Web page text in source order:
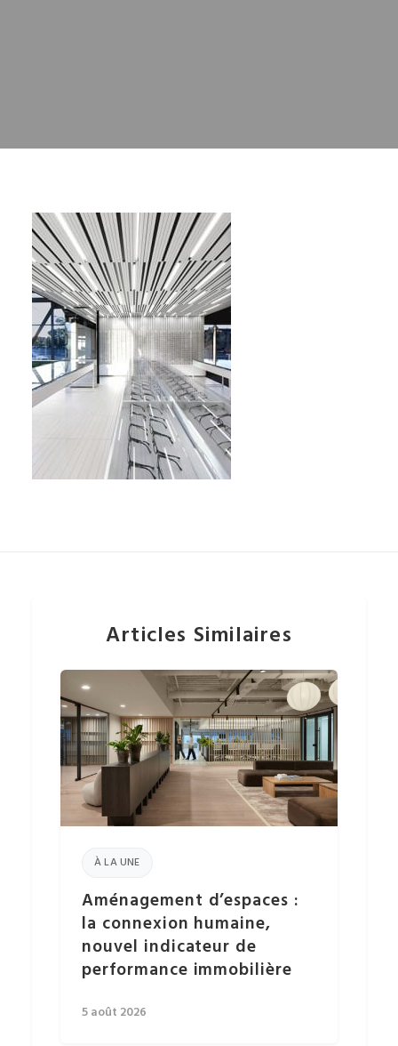
Articles Similaires
À LA UNE
Aménagement d’espaces :
la connexion humaine,
nouvel indicateur de
performance immobilière
5 août 2026